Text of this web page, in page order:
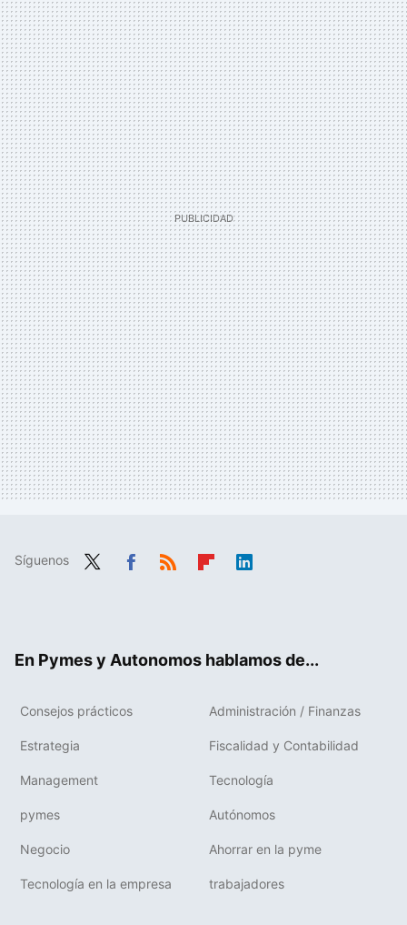
Síguenos
En Pymes y Autonomos hablamos de...
Consejos prácticos Administración / Finanzas
Estrategia Fiscalidad y Contabilidad
Management Tecnología
pymes Autónomos
Negocio Ahorrar en la pyme
Tecnología en la empresa trabajadores